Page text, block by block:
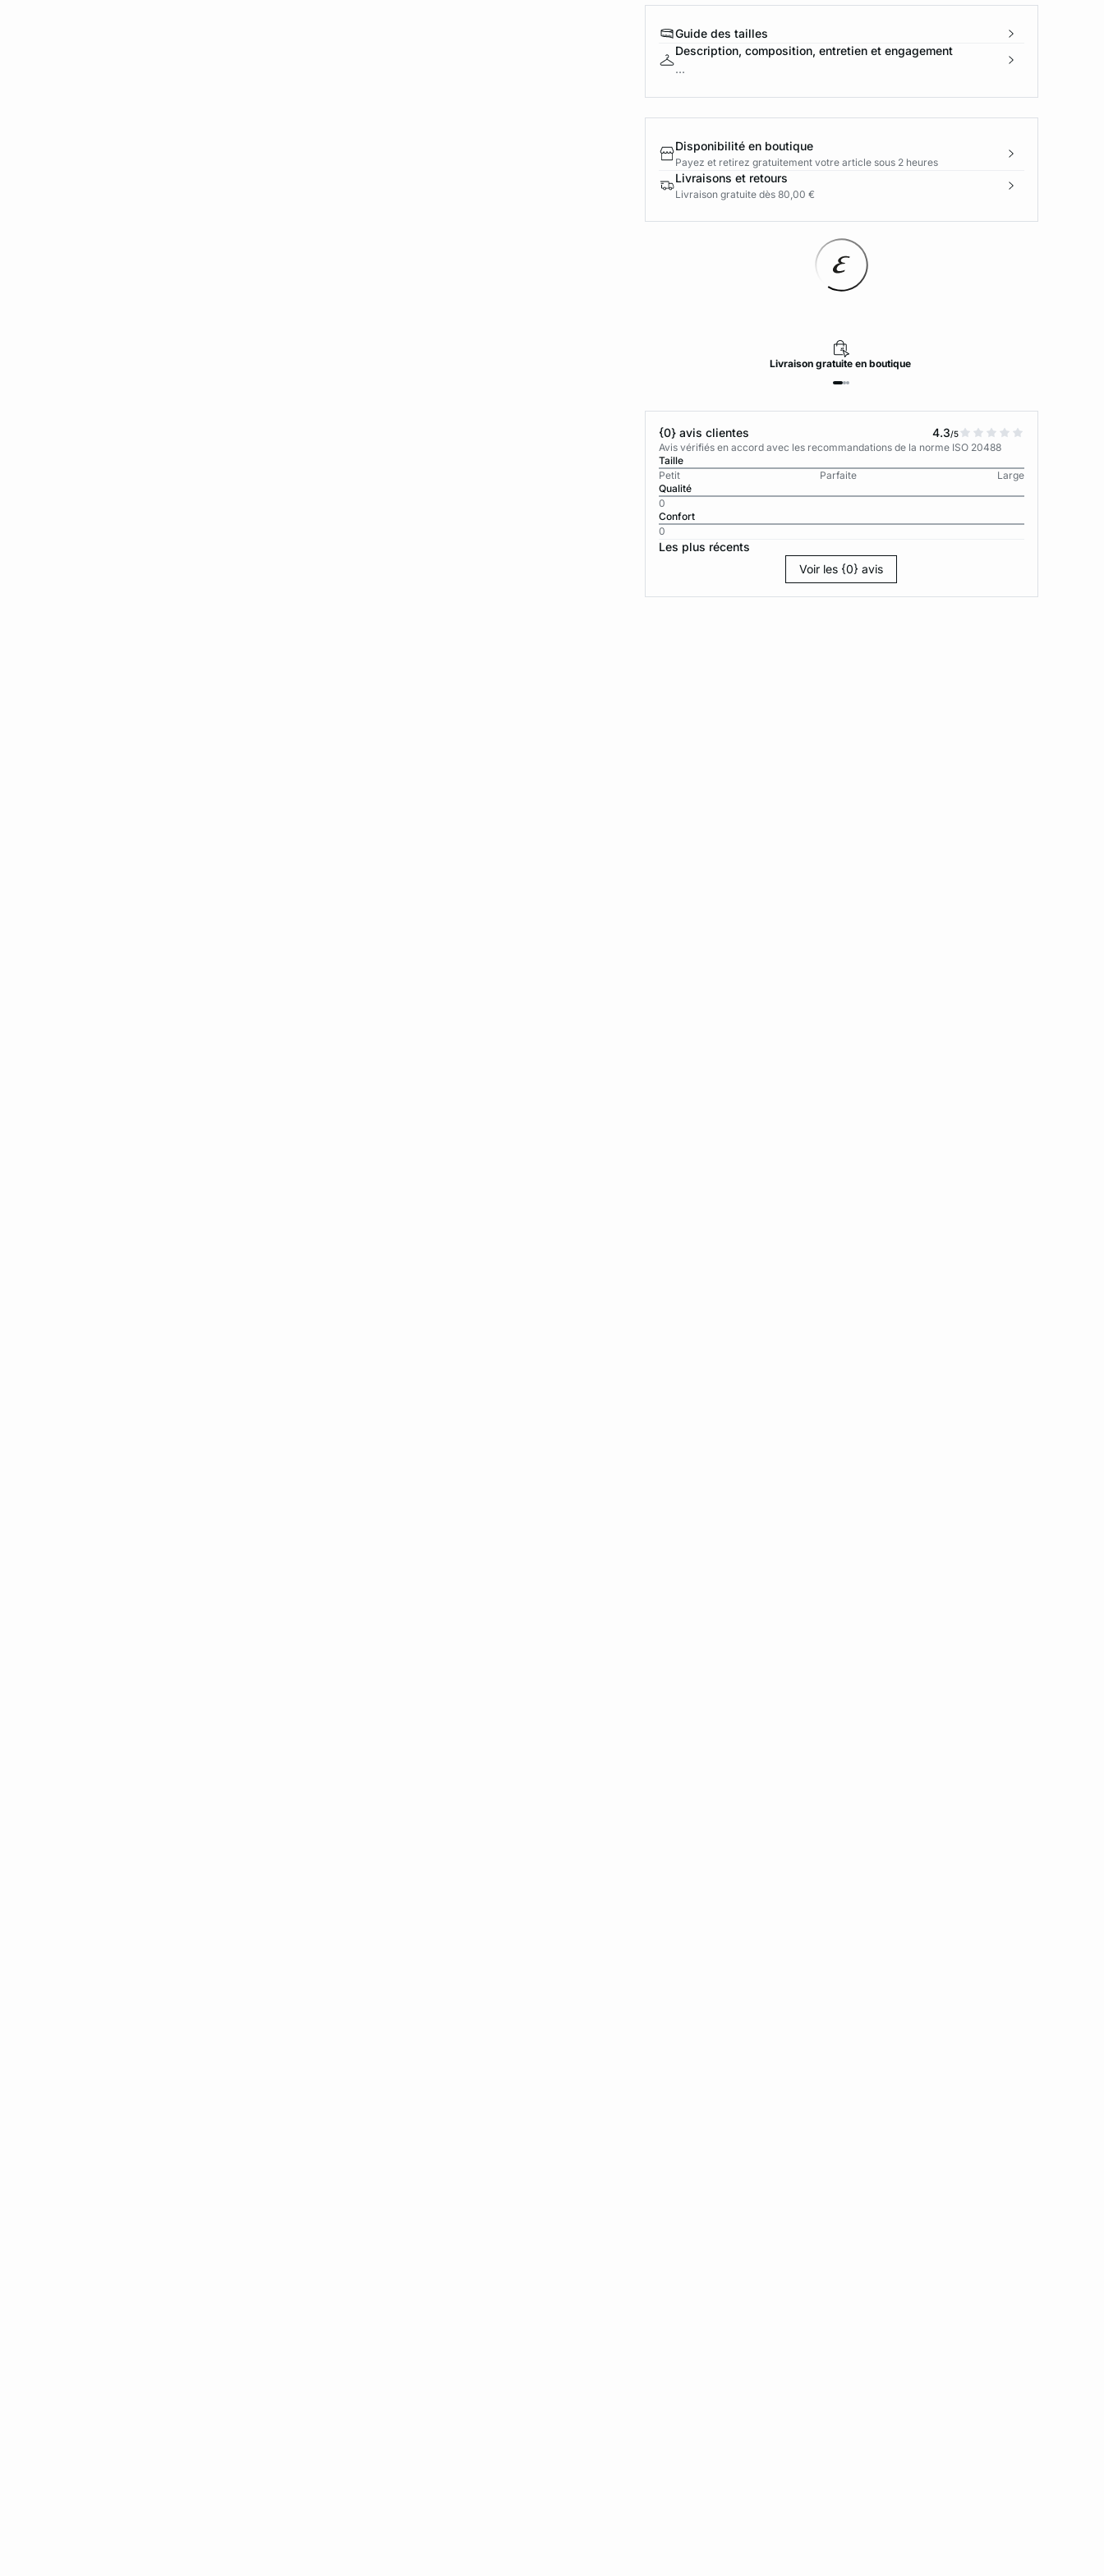
Guide des tailles
Description, composition, entretien et engagement
...
Disponibilité en boutique
Payez et retirez gratuitement votre article sous 2 heures
Livraisons et retours
Livraison gratuite dès 80,00 €
Livraison gratuite en boutique
{0} avis clientes 4.3/5
Avis vérifiés en accord avec les recommandations de la norme ISO 20488
Taille
Petit
Parfaite
Large
Qualité
0
Confort
0
Les plus récents
Voir les {0} avis